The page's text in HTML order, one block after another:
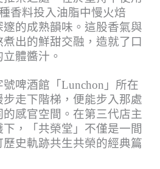
香料投入油脂中慢火焙
的成熟韻味。這股香氣與
出的鮮甜交融，造就了口
體醬汁。
啤酒館「Lunchon」所在
走下階梯，便能步入那處
感官空間。在第三代店主
，「共榮堂」不僅是一間
史軌跡共生共榮的經典篇